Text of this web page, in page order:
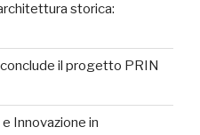
storica:
conclude il progetto PRIN
Innovazione in